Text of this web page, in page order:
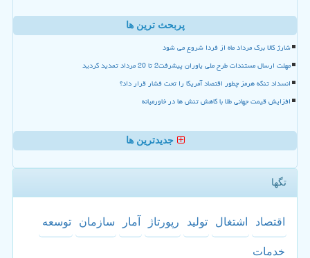
پربحث ترین ها
شارژ کالا برگ مرداد ماه از فردا شروع می شود
مهلت ارسال مستندات طرح ملی یاوران پیشرفت2 تا 20 مرداد تمدید گردید
انسداد تنگه هرمز چطور اقتصاد آمریکا را تحت فشار قرار داد؟
افزایش قیمت جهانی طلا با کاهش تنش ها در خاورمیانه
جدیدترین ها
تگها
اقتصاد اشتغال تولید رپورتاژ آمار سازمان توسعه
خدمات